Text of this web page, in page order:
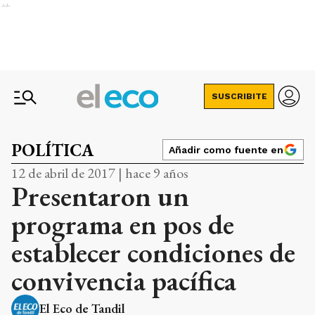
Ads
SUSCRIBITE
POLÍTICA Añadir como fuente en
12 de abril de 2017 | hace 9 años
Presentaron un
programa en pos de
establecer condiciones de
convivencia pacífica
El Eco de Tandil